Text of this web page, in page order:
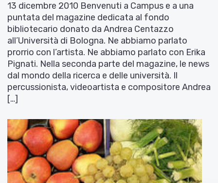
13 dicembre 2010 Benvenuti a Campus e a una
puntata del magazine dedicata al fondo
bibliotecario donato da Andrea Centazzo
all’Università di Bologna. Ne abbiamo parlato
prorrio con l’artista. Ne abbiamo parlato con Erika
Pignati. Nella seconda parte del magazine, le news
dal mondo della ricerca e delle università. Il
percussionista, videoartista e compositore Andrea
[…]